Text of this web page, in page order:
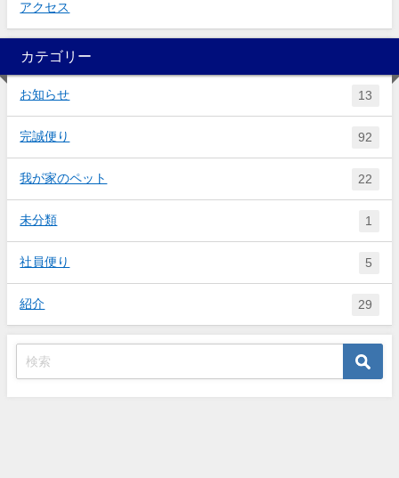
アクセス
カテゴリー
お知らせ 13
完誠便り 92
我が家のペット 22
未分類 1
社員便り 5
紹介 29